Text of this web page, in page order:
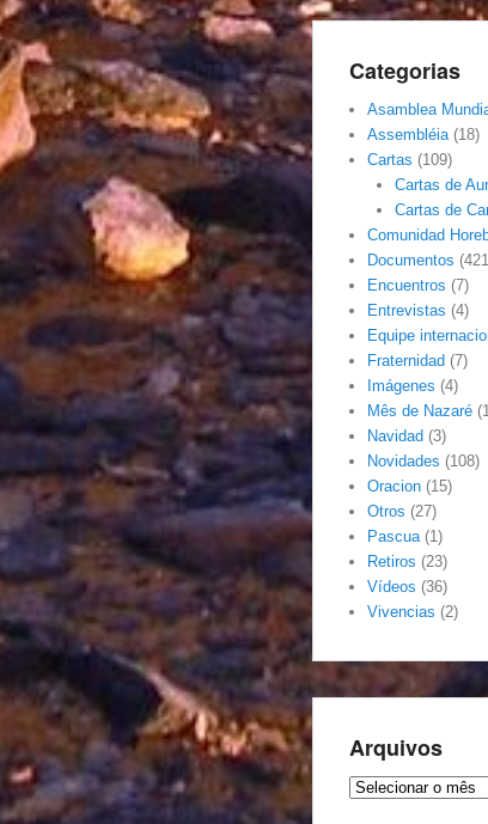
Categorias
Asamblea
Assembléia(18)
Cartas (109)
Cartas de
Cartas de
Comunidad
Documentos
Encuentros (7)
Entrevistas (4)
Equipe
Fraternidad (7)
Imágenes (4)
Mês de Nazaré
Navidad (3)
Novidades (108)
Oracion (15)
Otros (27)
Pascua(1)
Retiros (23)
Vídeos (36)
Vivencias (2)
Arquivos
Arquivos